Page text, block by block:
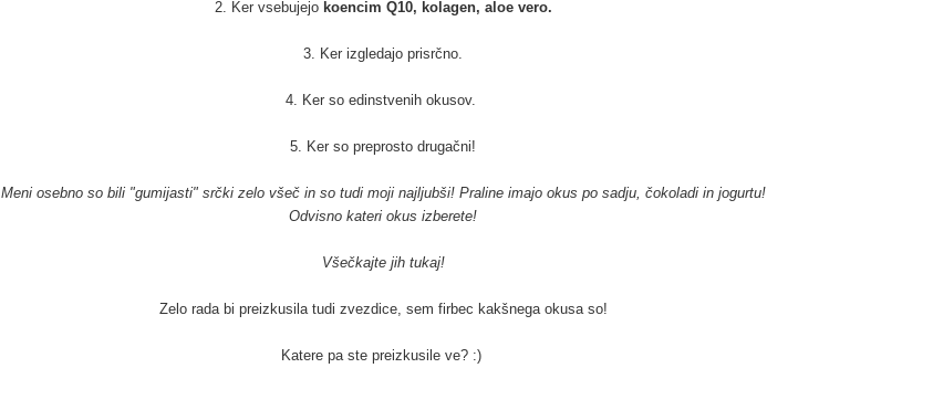
2. Ker vsebujejo koencim Q10, kolagen, aloe vero.
3. Ker izgledajo prisrčno.
4. Ker so edinstvenih okusov.
5. Ker so preprosto drugačni!
Meni osebno so bili "gumijasti" srčki zelo všeč in so tudi moji najljubši! Praline imajo okus po sadju, čokoladi in jogurtu!
Odvisno kateri okus izberete!
Všečkajte jih tukaj!
Zelo rada bi preizkusila tudi zvezdice, sem firbec kakšnega okusa so!
Katere pa ste preizkusile ve? :)